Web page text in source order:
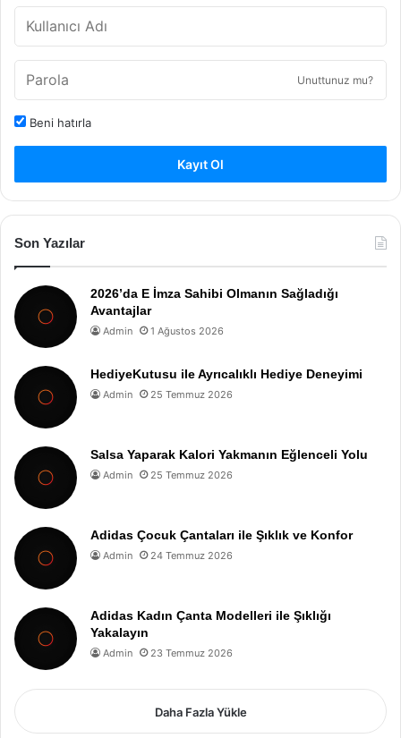
Unuttunuz mu?
Beni hatırla
Kayıt Ol
Son Yazılar
2026’da E İmza Sahibi Olmanın Sağladığı
Avantajlar
Admin 1 Ağustos 2026
HediyeKutusu ile Ayrıcalıklı Hediye Deneyimi
Admin 25 Temmuz 2026
Salsa Yaparak Kalori Yakmanın Eğlenceli Yolu
Admin 25 Temmuz 2026
Adidas Çocuk Çantaları ile Şıklık ve Konfor
Admin 24 Temmuz 2026
Adidas Kadın Çanta Modelleri ile Şıklığı
Yakalayın
Admin 23 Temmuz 2026
Daha Fazla Yükle